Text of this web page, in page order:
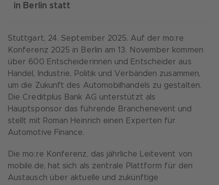
in Berlin statt
Stuttgart, 24. September 2025. Auf der mo:re
Konferenz 2025 in Berlin am 13. November kommen
über 600 Entscheiderinnen und Entscheider aus
Handel, Industrie, Politik und Verbänden zusammen,
um die Zukunft des Automobilhandels zu gestalten.
Die Creditplus Bank AG unterstützt als
Hauptsponsor das führende Branchenevent und
stellt mit Roman Heinrich einen Experten für
Automotive Finance.
Die mo:re Konferenz, das jährliche Leitevent von
mobile.de, hat sich als zentrale Plattform für den
Austausch über aktuelle und zukünftige